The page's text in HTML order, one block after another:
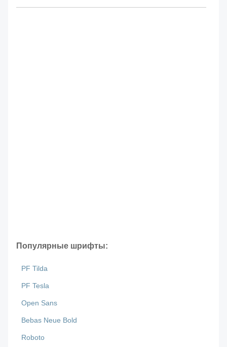
Популярные шрифты:
PF Tilda
PF Tesla
Open Sans
Bebas Neue Bold
Roboto